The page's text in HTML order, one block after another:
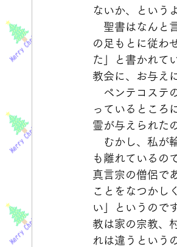
ないか、という
聖書はなんと
の足もとに従わ
た」と書かれて
教会に、お与え
ペンテコステ
っているところ
霊が与えられた
むかし、私が
も離れているの
真言宗の僧侶で
ことをなつかし
い」というので
教は家の宗教、
れは違うという